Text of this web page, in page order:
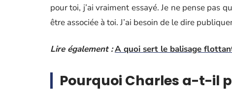
pour toi, j’ai vraiment essayé. Je ne pense pas
être associée à toi. J’ai besoin de le dire
Lire également :A quoi sert le balisage
Pourquoi Charles a-t-il